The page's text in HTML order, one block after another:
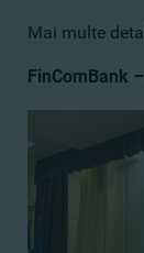
Mai multe
FinComBank